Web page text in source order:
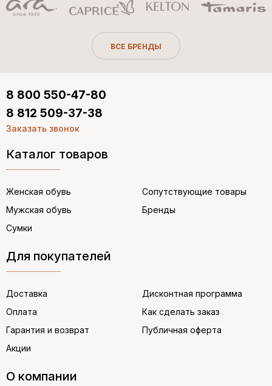
ВСЕ БРЕНДЫ
Каталог товаров
Женская обувь
Мужская обувь
Сумки
Сопутствующие товары
Бренды
Для покупателей
Доставка
Оплата
Гарантия и возврат
Акции
Дисконтная программа
Как сделать заказ
Публичная оферта
О компании
8 800 550-47-80
8 812 509-37-38
Заказать звонок